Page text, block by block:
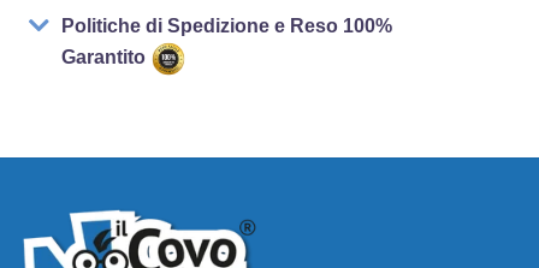
Politiche di Spedizione e Reso 100%
Garantito